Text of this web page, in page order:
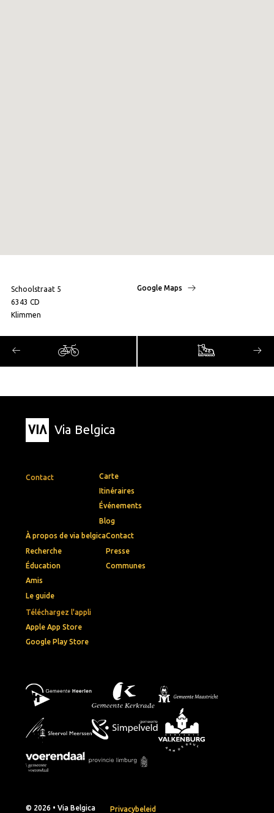
Schoolstraat 5
6343 CD
Klimmen
Google Maps
Via Belgica
Contact
Téléchargez l'appli
Apple App Store
Google Play Store
Carte
Itinéraires
Événements
Blog
À propos de via belgica
Recherche
Éducation
Amis
Le guide
Contact
Presse
Communes
© 2026 • Via Belgica Privacybeleid